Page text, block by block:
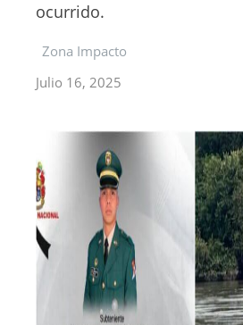
ocurrido.
Zona Impacto
Julio 16, 2025